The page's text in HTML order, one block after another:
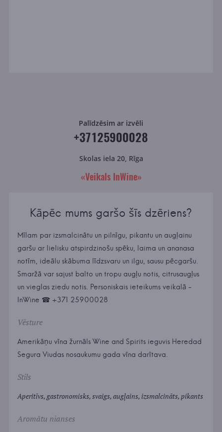
Palīdzēsim ar izvēli
+37125900028
Skolas iela 20, Rīga
«Veikals InWine»
Kāpēc mums garšo šīs dzēriens?
Mīlam par izsmalcinātu un pilnīgu, pikantu un augļainu
garšu ar lielisku atspirdzinošu spēku, laima un ananasa
notīm, ideālu skābuma līdzsvaru un ilgu, sausu pēcgaršu.
Smaržā var sajust balto un tropu augļu notis, citrusaugļus
un vieglas ziedu notis. Personiskais ieteikums veikalā -
InWine ☎ +371 25900028
Vēsture
Amerikāņu vīna žurnāls Wine and Spirits ieguvis Heredad
Segura Viudas nosaukumu gada vīna darītava.
Stils
Aperitīvs, gastronomisks, svaigs, augļains, izsmalcināts, pikants
Aromātu nianses